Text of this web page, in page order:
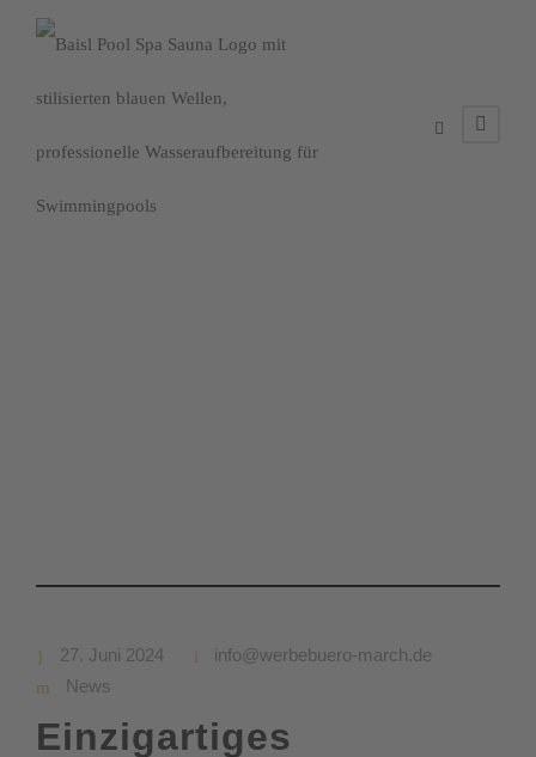
27. Juni 2024
info@werbebuero-march.de
News
Einzigartiges